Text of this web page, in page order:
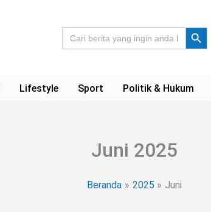
Search
for:
Search Button
Lifestyle Sport Politik & Hukum
Juni 2025
Beranda 2025 Juni